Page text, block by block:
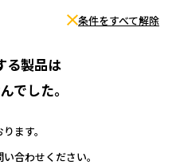
条件をすべて解除
る製品は
でした。
ます。
合わせください。